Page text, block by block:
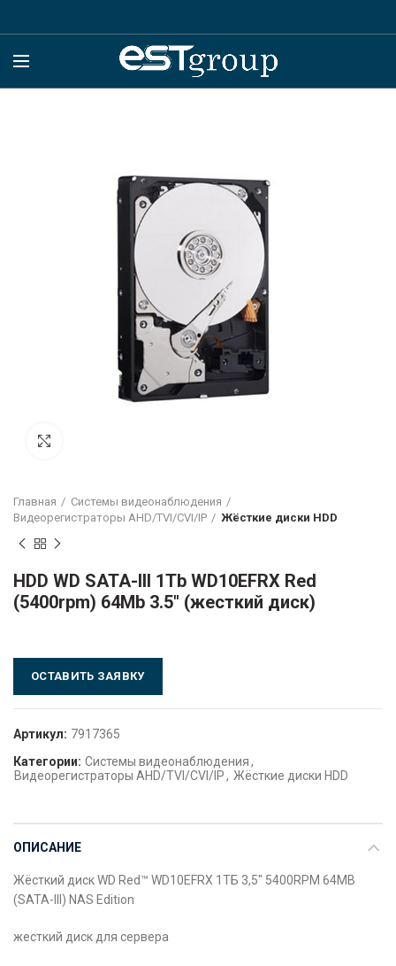
Главная
Системы видеонаблюдения
Видеорегистраторы AHD/TVI/CVI/IP
Жёсткие диски HDD
HDD WD SATA-III 1Tb WD10EFRX Red
(5400rpm) 64Mb 3.5″ (жесткий диск)
ОСТАВИТЬ ЗАЯВКУ
Артикул: 7917365
Категории: Системы видеонаблюдения,
Видеорегистраторы AHD/TVI/CVI/IP, Жёсткие диски HDD
ОПИСАНИЕ
Жёсткий диск WD Red™ WD10EFRX 1ТБ 3,5″ 5400RPM 64MB
(SATA-III) NAS Edition
жесткий диск для сервера